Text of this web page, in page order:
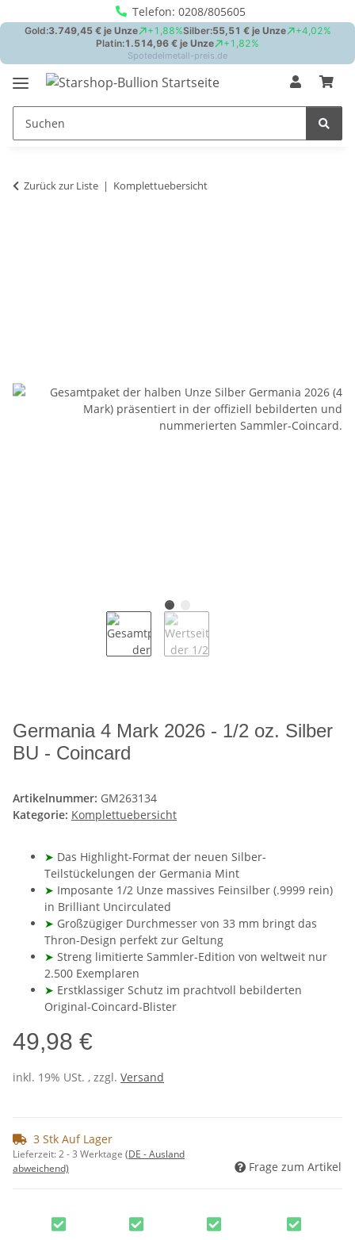
Telefon: 0208/805605
Zurück zur Liste Komplettuebersicht
Germania 4 Mark 2026 - 1/2 oz. Silber
BU - Coincard
Artikelnummer: GM263134
Kategorie: Komplettuebersicht
➤ Das Highlight-Format der neuen Silber-
Teilstückelungen der Germania Mint
➤ Imposante 1/2 Unze massives Feinsilber (.9999 rein)
in Brilliant Uncirculated
➤ Großzügiger Durchmesser von 33 mm bringt das
Thron-Design perfekt zur Geltung
➤ Streng limitierte Sammler-Edition von weltweit nur
2.500 Exemplaren
➤ Erstklassiger Schutz im prachtvoll bebilderten
Original-Coincard-Blister
49,98 €
inkl. 19% USt. , zzgl. Versand
3 Stk Auf Lager
Lieferzeit:2 - 3 Werktage (DE - Ausland
abweichend)
Frage zum Artikel